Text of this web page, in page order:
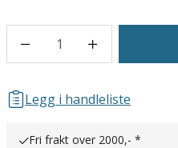
1
Legg i handleliste
Fri frakt over 2000,- *